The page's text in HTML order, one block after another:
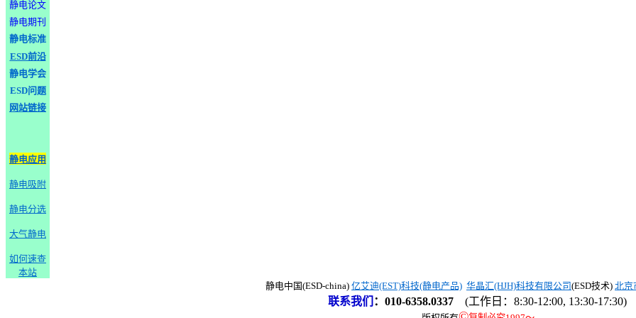
静电论文
静电期刊
静电标准
ESD前沿
静电学会
ESD问题
网站链接
静电应用
静电吸附
静电分选
大气静电
如何速查
本站
静电中国(ESD-china) 亿艾迪(EST)科技(静电产品) 华晶汇(HJH)科技有限公司(ESD技术) 北京
联系我们 ： 010-6358.0337 (工作日：8:30-12:00, 13:30-17:30)